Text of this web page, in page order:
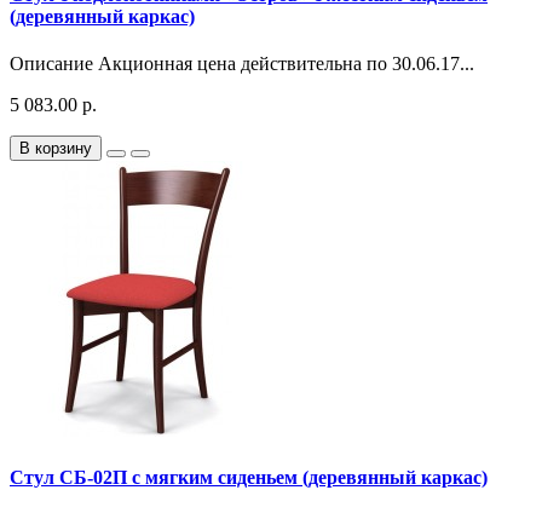
(деревянный каркас)
Описание Акционная цена действительна по 30.06.17...
5 083.00 р.
В корзину
Стул СБ-02П с мягким сиденьем (деревянный каркас)